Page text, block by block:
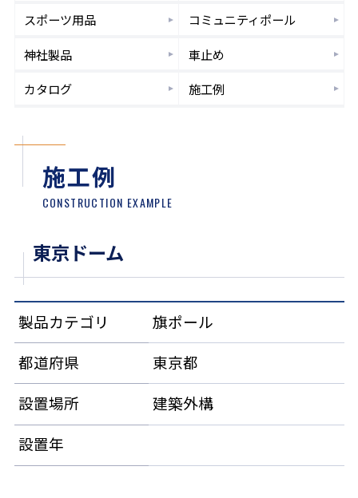
スポーツ用品 コミュニティポール
神社製品
車止め
カタログ
施工例
施工例
CONSTRUCTION EXAMPLE
東京ドーム
製品カテゴリ
旗ポール
都道府県
東京都
設置場所
建築外構
設置年